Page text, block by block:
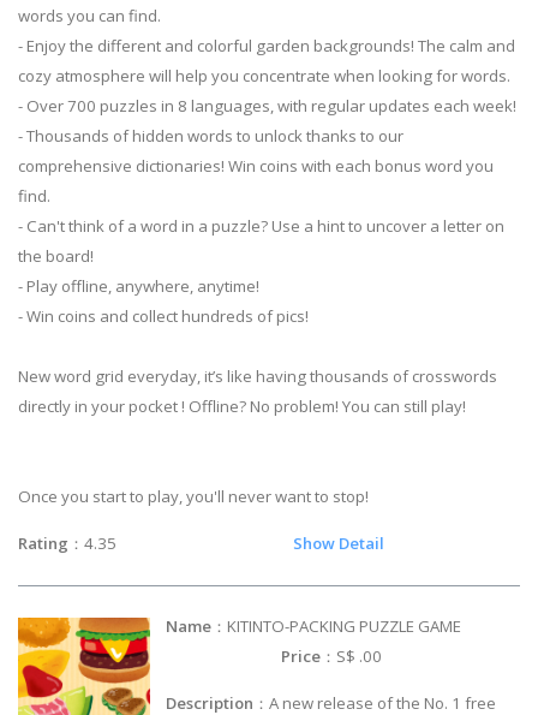
words you can find.
- Enjoy the different and colorful garden backgrounds! The calm and
cozy atmosphere will help you concentrate when looking for words.
- Over 700 puzzles in 8 languages, with regular updates each week!
- Thousands of hidden words to unlock thanks to our
comprehensive dictionaries! Win coins with each bonus word you
find.
- Can't think of a word in a puzzle? Use a hint to uncover a letter on
the board!
- Play offline, anywhere, anytime!
- Win coins and collect hundreds of pics!
New word grid everyday, it’s like having thousands of crosswords
directly in your pocket ! Offline? No problem! You can still play!
Once you start to play, you'll never want to stop!
Rating ：4.35 Show Detail
Name ：KITINTO-PACKING PUZZLE GAME
Price ：S$ .00
Description ：A new release of the No. 1 free